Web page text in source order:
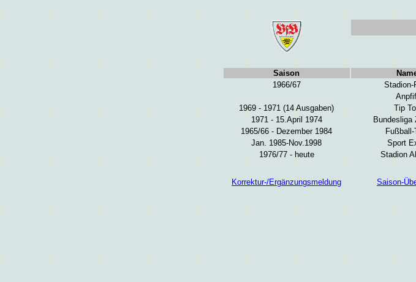
Saison
1966/67
Stadion-
1969 - 1971 (14 Ausgaben)
Tip
1971 - 15.April 1974
Bundesliga
1965/66 - Dezember 1984
Fußball-
Jan. 1985-Nov.1998
Sport
1976/77 - heute
Stadion
Korrektur-/Ergänzungsmeldung Saison-